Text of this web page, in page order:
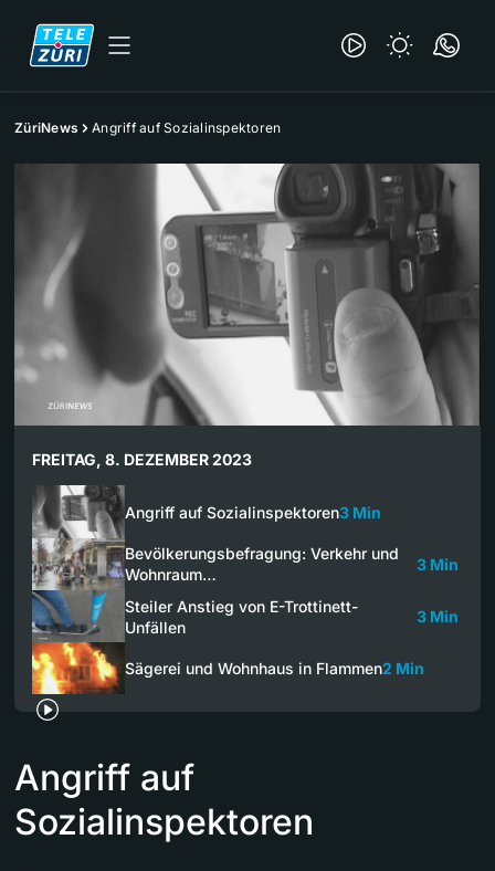
ZüriNews Angriff auf Sozialinspektoren
FREITAG, 8. DEZEMBER 2023
Angriff auf Sozialinspektoren3 Min
Bevölkerungsbefragung: Verkehr und
Wohnraum…
3 Min
Steiler Anstieg von E-Trottinett-
Unfällen
3 Min
Sägerei und Wohnhaus in Flammen2 Min
Angriff auf
Sozialinspektoren